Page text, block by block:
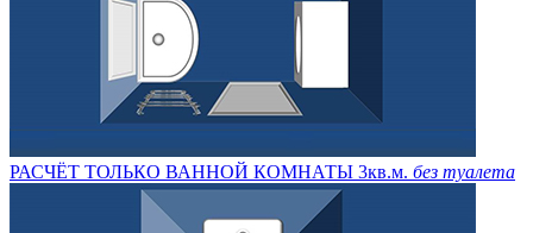
РАСЧЁТ ТОЛЬКО ВАННОЙ КОМНАТЫ 3кв.м. без туалета